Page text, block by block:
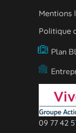
Mentions
Politique
Plan
09 77 42